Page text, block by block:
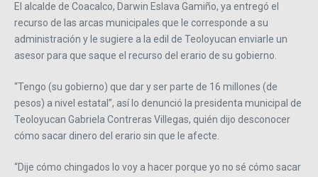
El alcalde de Coacalco, Darwin Eslava Gamiño, ya entregó el
recurso de las arcas municipales que le corresponde a su
administración y le sugiere a la edil de Teoloyucan enviarle un
asesor para que saque el recurso del erario de su gobierno.
“Tengo (su gobierno) que dar y ser parte de 16 millones (de
pesos) a nivel estatal”, así lo denunció la presidenta municipal de
Teoloyucan Gabriela Contreras Villegas, quién dijo desconocer
cómo sacar dinero del erario sin que le afecte.
“Dije cómo chingados lo voy a hacer porque yo no sé cómo sacar